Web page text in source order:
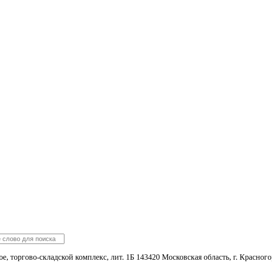
торгово-складской комплекс, лит. 1Б 143420 Московская область, г.